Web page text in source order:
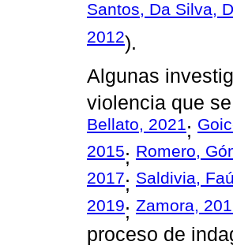
Santos, Da Silva,
2012).
Algunas
violencia que
Bellato, 2021 ;
2015; Romero,
2017; Saldivia,
2019; Zamora,
proceso de